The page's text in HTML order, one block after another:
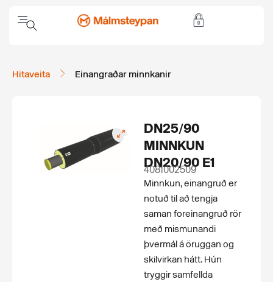
Hitaveita Einangraðar minnkanir
DN25/90
MINNKUN
DN20/90 E1
4081002509
Minnkun, einangruð er
notuð til að tengja
saman for­einangruð rör
með mismunandi
þvermál á öruggan og
skilvirkan hátt. Hún
tryggir samfellda